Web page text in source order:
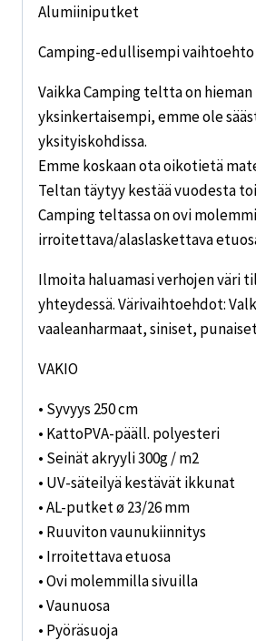
Alumiiniputket
Camping-edullisempi vaihtoehto
Vaikka Camping teltta on hieman
yksinkertaisempi, emme ole
yksityiskohdissa.
Emme koskaan ota oikotietä
Teltan täytyy kestää vuodesta
Camping teltassa on ovi
irroitettava/alaslaskettava
Ilmoita haluamasi verhojen väri
yhteydessä. Värivaihtoehdot:
vaaleanharmaat, siniset,
VAKIO
• Syvyys 250 cm
• KattoPVA-pääll. polyesteri
• Seinät akryyli 300g / m2
• UV-säteilyä kestävät ikkunat
• AL-putket ø 23/26 mm
• Ruuviton vaunukiinnitys
• Irroitettava etuosa
• Ovi molemmilla sivuilla
• Vaunuosa
• Pyöräsuoja